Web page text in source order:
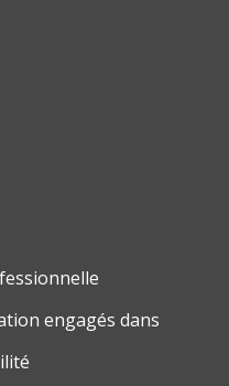
engagés dans